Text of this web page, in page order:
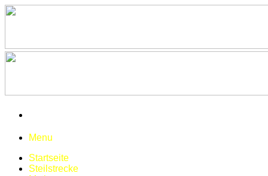
Menu
Startseite
Steilstrecke